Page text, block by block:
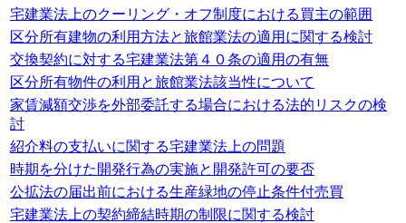
宅建業法上のクーリング・オフ制度における買主の範囲
区分所有建物の利用方法と旅館業法の適用に関する検討
交換契約に対する宅建業法第４０条の適用の有無
区分所有物件の利用と旅館業法該当性について
家賃減額交渉を外部委託する場合における法的リスクの検
討
紹介料の支払いに関する宅建業法上の問題
時期を分けた開発行為の実施と開発許可の要否
公拡法の届出前における生産緑地の停止条件付売買
宅建業法上の契約締結時期の制限に関する検討